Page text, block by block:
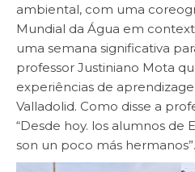
ambiental, com uma
Mundial da Água em
uma semana significativa
professor Justiniano Mota
experiências de
Valladolid. Como disse a
“Desde hoy. los alumnos de
son un poco más hermanos”.